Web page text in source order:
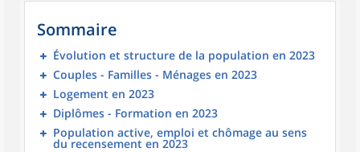
Sommaire
Évolution et structure de la population en 2023
Couples - Familles - Ménages en 2023
Logement en 2023
Diplômes - Formation en 2023
Population active, emploi et chômage au sens
du recensement en 2023